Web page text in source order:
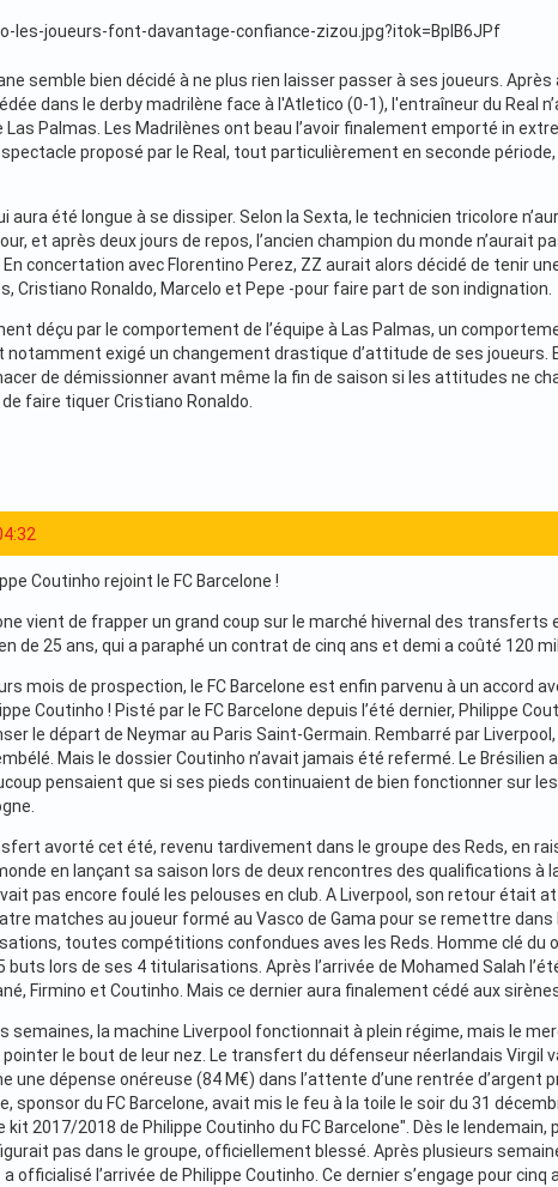
semble bien décidé à ne plus rien laisser passer à ses joueurs.
dans le derby madrilène face à l'Atletico (0-1), l'entraîneur du Real
Las Palmas. Les Madrilènes ont beau l’avoir finalement emporté in
proposé par le Real, tout particulièrement en seconde
aura été longue à se dissiper. Selon la Sexta, le technicien tricolore
et après deux jours de repos, l’ancien champion du monde
concertation avec Florentino Perez, ZZ aurait alors décidé de tenir
Cristiano Ronaldo, Marcelo et Pepe -pour faire part de son indignation.
déçu par le comportement de l’équipe à Las Palmas, un
notamment exigé un changement drastique d’attitude de ses joueurs.
de démissionner avant même la fin de saison si les attitudes ne
faire tiquer Cristiano Ronaldo.
Coutinho rejoint le FC Barcelone !
vient de frapper un grand coup sur le marché hivernal des
de 25 ans, qui a paraphé un contrat de cinq ans et demi a coûté 120
mois de prospection, le FC Barcelone est enfin parvenu à un accord
Coutinho ! Pisté par le FC Barcelone depuis l’été dernier, Philippe
le départ de Neymar au Paris Saint-Germain. Rembarré par
Mais le dossier Coutinho n’avait jamais été refermé. Le
pensaient que si ses pieds continuaient de bien fonctionner sur
avorté cet été, revenu tardivement dans le groupe des Reds, en
en lançant sa saison lors de deux rencontres des qualifications à
pas encore foulé les pelouses en club. A Liverpool, son retour
matches au joueur formé au Vasco de Gama pour se remettre
toutes compétitions confondues aves les Reds. Homme clé du
buts lors de ses 4 titularisations. Après l’arrivée de Mohamed Salah
Firmino et Coutinho. Mais ce dernier aura finalement cédé aux
semaines, la machine Liverpool fonctionnait à plein régime, mais le
le bout de leur nez. Le transfert du défenseur néerlandais Virgil
une dépense onéreuse (84 M€) dans l’attente d’une rentrée d’argent
sponsor du FC Barcelone, avait mis le feu à la toile le soir du 31
kit 2017/2018 de Philippe Coutinho du FC Barcelone". Dès le lendemain,
pas dans le groupe, officiellement blessé. Après plusieurs
a officialisé l’arrivée de Philippe Coutinho. Ce dernier s’engage pour